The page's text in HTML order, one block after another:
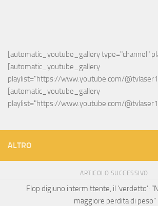
[automatic_youtube_gallery type="channel"
[automatic_youtube_gallery
playlist="https://www.youtube.com/
[automatic_youtube_gallery
playlist="https://www.youtube.com/
ALTRO
ARTICOLO SUCCESSIVO
Flop digiuno intermittente, il ‘verdetto’:
maggiore perdita di peso”